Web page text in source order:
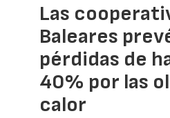
Las
Baleares
pérdidas de
40% por las
calor